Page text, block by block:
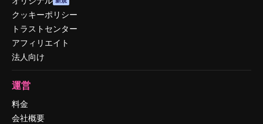
クッキーポリシー
トラストセンター
アフィリエイト
法人向け
運営
料金
会社概要